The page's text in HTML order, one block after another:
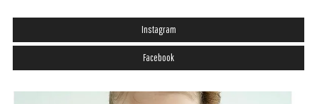
Instagram
Facebook